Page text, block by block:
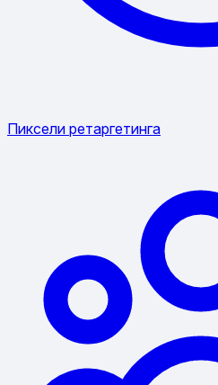
Пиксели ретаргетинга